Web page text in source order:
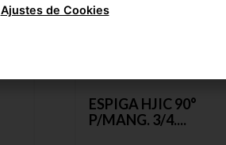
ESPIGA HJIC 90°
P/MANG. 3/4....
Ajustes de Cookies